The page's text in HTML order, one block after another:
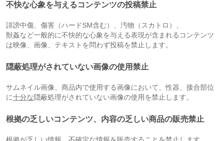
不快な心象を与えるコンテンツの投稿禁止
誹謗中傷、傷害（ハードSM含む）、汚物（スカトロ）、
獣姦など一般的に不快的な心象を与える表現が含まれるコンテンツ
は映像、画像、テキストを問わず投稿を禁止します。
隠蔽処理がされていない画像の使用禁止
サムネイル画像、商品内で使用する画像において、性器、接合部位
に十分な隠蔽処理がされていない画像の使用を禁止します。
根拠の乏しいコンテンツ、内容の乏しい商品の販売禁止